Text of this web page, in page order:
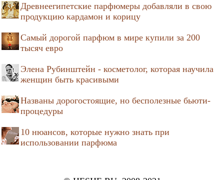
Древнеегипетские парфюмеры добавляли в свою
продукцию кардамон и корицу
Самый дорогой парфюм в мире купили за 200
тысяч евро
Элена Рубинштейн - косметолог, которая научила
женщин быть красивыми
Названы дорогостоящие, но бесполезные бьюти-
процедуры
10 нюансов, которые нужно знать при
использовании парфюма